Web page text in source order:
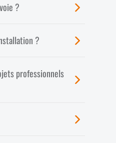
?
?
professionnels